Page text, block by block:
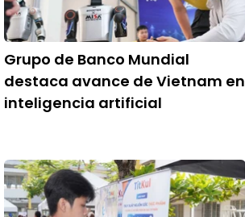
Grupo de Banco Mundial
destaca avance de Vietnam en
inteligencia artificial